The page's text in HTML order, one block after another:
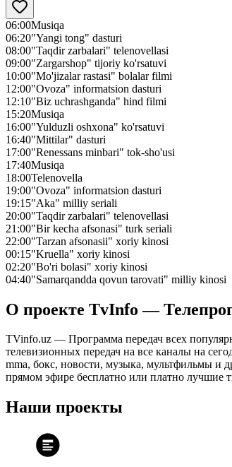
06:00Musiqa
06:20"Yangi tong" dasturi
08:00"Taqdir zarbalari" telenovellasi
09:00"Zargarshop" tijoriy ko'rsatuvi
10:00"Mo'jizalar rastasi" bolalar filmi
12:00"Ovoza" informatsion dasturi
12:10"Biz uchrashganda" hind filmi
15:20Musiqa
16:00"Yulduzli oshxona" ko'rsatuvi
16:40"Mittilar" dasturi
17:00"Renessans minbari" tok-sho'usi
17:40Musiqa
18:00Telenovella
19:00"Ovoza" informatsion dasturi
19:15"Aka" milliy seriali
20:00"Taqdir zarbalari" telenovellasi
21:00"Bir kecha afsonasi" turk seriali
22:00"Tarzan afsonasii" xoriy kinosi
00:15"Kruella" xoriy kinosi
02:20"Bo'ri bolasi" xoriy kinosi
04:40"Samarqandda qovun tarovati" milliy kinosi
О проекте TvInfo —
TVinfo.uz — Программа передач всех
телевизионных передач на все каналы на
mma, бокс, новости, музыка, мультфильмы и
прямом эфире бесплатно или платно лучшие
Наши проекты